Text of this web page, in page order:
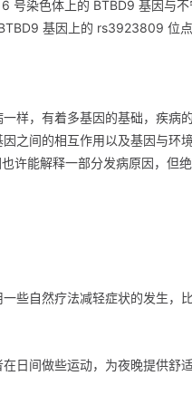
号染色体上的 BTBD9 基因与不
基因上的 rs3923809 位
样，有着多基因的基础，疾病
之间的相互作用以及基因与环
许能解释一部分发病原因，但
些自然疗法减轻症状的发生，比
日间做些运动，为夜晚提供舒